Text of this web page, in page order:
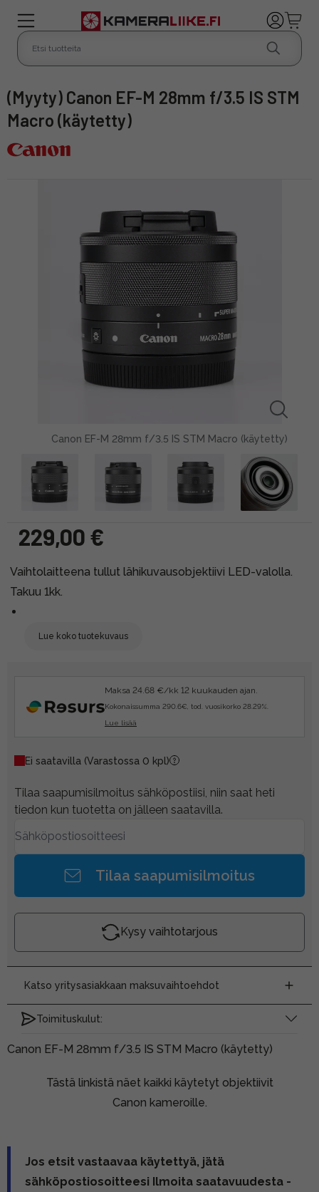
(Myyty) Canon EF-M 28mm f/3.5 IS STM
Macro (käytetty)
Canon EF-M 28mm f/3.5 IS STM Macro (käytetty)
229,00 €
Vaihtolaitteena tullut lähikuvausobjektiivi LED-valolla.
Takuu 1kk.
Lue koko tuotekuvaus
Maksa 24.68 €/kk 12 kuukauden ajan.
Kokonaissumma 290.6€, tod. vuosikorko 28.29%.
Lue lisää
Ei saatavilla (Varastossa 0 kpl)
Tilaa saapumisilmoitus sähköpostiisi, niin saat heti
tiedon kun tuotetta on jälleen saatavilla.
Tilaa saapumisilmoitus
Kysy vaihtotarjous
Katso yritysasiakkaan maksuvaihtoehdot
Toimituskulut:
Canon EF-M 28mm f/3.5 IS STM Macro (käytetty)
Tästä linkistä näet kaikki käytetyt objektiivit
Canon kameroille.
Jos etsit vastaavaa käytettyä, jätä
sähköpostiosoitteesi Ilmoita saatavuudesta -